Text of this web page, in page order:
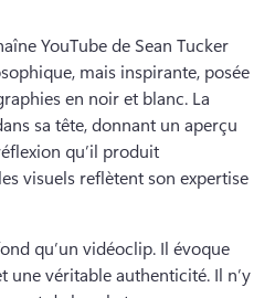
YouTube de Sean Tucker
mais inspirante, posée
en noir et blanc. La
sa tête, donnant un aperçu
qu’il produit
visuels reflètent son expertise
qu’un vidéoclip. Il évoque
une véritable authenticité. Il n’y